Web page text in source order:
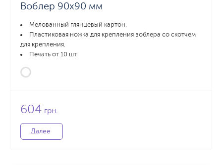
Воблер 90х90 мм
Мелованный глянцевый картон.
Пластиковая ножка для крепления воблера со скотчем
для крепления.
Печать от 10 шт.
604 грн.
Далее